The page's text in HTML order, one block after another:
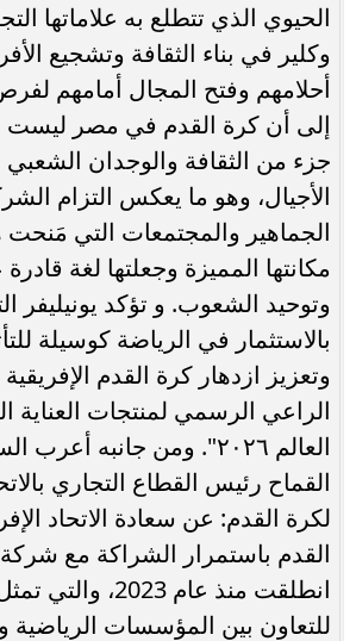
الحيوي الذي تتطلع به علاماتها
وكلير في بناء الثقافة وتشجيع
أحلامهم وفتح المجال أمامهم
إلى أن كرة القدم في مصر ليست
جزء من الثقافة والوجدان الشعبي
الأجيال، وهو ما يعكس التزام
الجماهير والمجتمعات التي مَنحت
مكانتها المميزة وجعلتها لغة
وتوحيد الشعوب. و تؤكد يونيليفر
بالاستثمار في الرياضة كوسيلة
وتعزيز ازدهار كرة القدم الإفريقية
الراعي الرسمي لمنتجات
العالم ٢٠٢٦". ومن جانبه
القماح رئيس القطاع التجاري
لكرة القدم: عن سعادة الاتحاد
القدم باستمرار الشراكة مع شركة
انطلقت منذ عام
للتعاون بين المؤسسات الرياضية